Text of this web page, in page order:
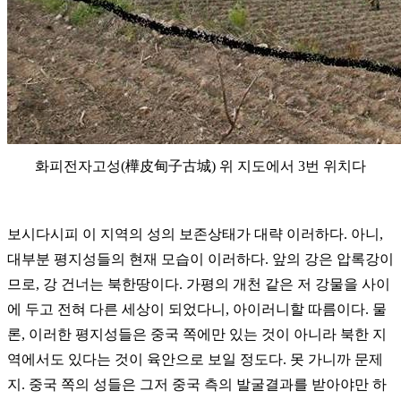
화피전자고성(樺皮甸子古城) 위 지도에서 3번 위치다
보시다시피 이 지역의 성의 보존상태가 대략 이러하다. 아니,
대부분 평지성들의 현재 모습이 이러하다. 앞의 강은 압록강이
므로, 강 건너는 북한땅이다. 가평의 개천 같은 저 강물을 사이
에 두고 전혀 다른 세상이 되었다니, 아이러니할 따름이다. 물
론, 이러한 평지성들은 중국 쪽에만 있는 것이 아니라 북한 지
역에서도 있다는 것이 육안으로 보일 정도다. 못 가니까 문제
지. 중국 쪽의 성들은 그저 중국 측의 발굴결과를 받아야만 하